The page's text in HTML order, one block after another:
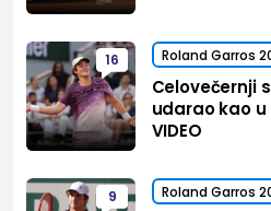
16 Roland Garros
Celovečernji
udarao kao
VIDEO
9 Roland Garros